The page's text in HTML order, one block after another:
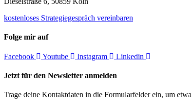
kostenloses Strategiegespräch vereinbaren
Folge mir auf
Facebook Youtube Instagram Linkedin
Jetzt für den Newsletter anmelden
Trage deine Kontaktdaten in die Formularfelder ein, um